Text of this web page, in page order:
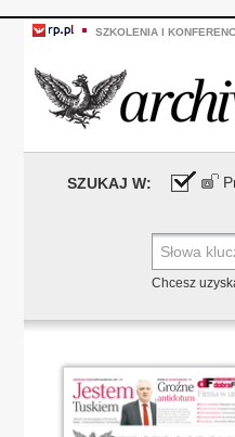
SZKOLENIA I
SZUKAJ W:
Chcesz